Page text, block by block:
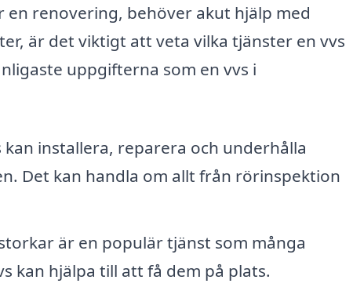
renovering, behöver akut hjälp med
är det viktigt att veta vilka tjänster en vvs
uppgifterna som en vvs i
kan installera, reparera och underhålla
Det kan handla om allt från rörinspektion
är en populär tjänst som många
kan hjälpa till att få dem på plats.